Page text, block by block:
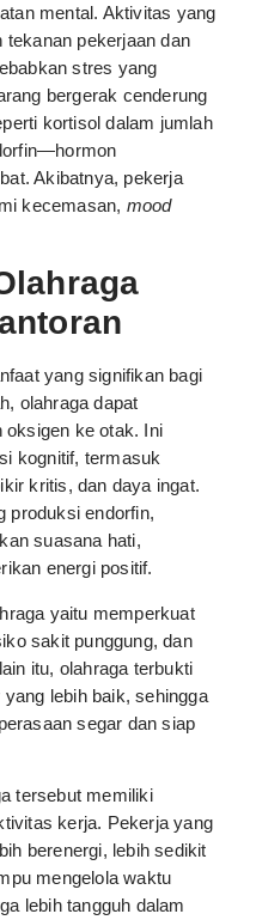
mental. Aktivitas yang
tekanan pekerjaan dan
stres yang
bergerak cenderung
kortisol dalam jumlah
Akibatnya, pekerja
kecemasan, mood
yang signifikan bagi
olahraga dapat
oksigen ke otak. Ini
kognitif, termasuk
kritis, dan daya ingat.
produksi endorfin,
suasana hati,
energi positif.
yaitu memperkuat
sakit punggung, dan
itu, olahraga terbukti
lebih baik, sehingga
segar dan siap
tersebut memiliki
kerja. Pekerja yang
berenergi, lebih sedikit
mengelola waktu
lebih tangguh dalam